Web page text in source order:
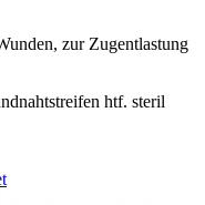
zur Zugentlastung
htf. steril